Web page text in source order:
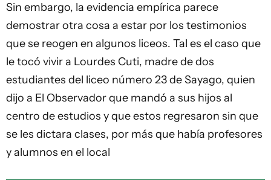
Sin embargo, la evidencia empírica parece
demostrar otra cosa a estar por los testimonios
que se reogen en algunos liceos. Tal es el caso que
le tocó vivir a Lourdes Cuti, madre de dos
estudiantes del liceo número 23 de Sayago, quien
dijo a El Observador que mandó a sus hijos al
centro de estudios y que estos regresaron sin que
se les dictara clases, por más que había profesores
y alumnos en el local